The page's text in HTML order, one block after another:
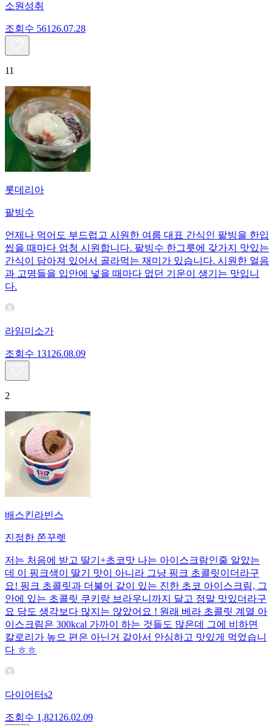
소원성취
조회수 561 26.07.28
11
롯데리아
팥빙수
언제나 먹어도 부드럽고 시원한 여름 대표 간식인 팥빙을 한입
씹을 때마다 엄청 시원합니다. 팥빙수 한그릇에 갖가지 맛있는
간식이 담아져 있어서 골라먹는 재미가 있습니다. 시원한 얼음
과 고명들을 입안에 넣을 때마다 없던 기운이 생기는 맛입니
다.
라임미소가
조회수 131 26.08.09
2
배스킨라빈스
진정한 쫀꾸렛
저는 처음에 받고 딸기+초코맛 나는 아이스크람인줄 알았는
데 이 핑크색이 딸기 맛이 아니라 그냥 핑크 초콜릿이더라구
요! 핑크 초콜릿과 더불어 같이 있는 진한 초코 아이스크림, 그
안에 있는 초콜릿 쿠키랑 브라우니까지 달고 정말 맛있더라구
요 당도 생각보다 많지는 않았어요 ! 원래 베라 초콜릿 계열 아
이스크림은 300kcal 가까이 하는 것들도 많은데 그에 비하면
칼로리가 높으 편은 아닌거 같아서 안심하고 맛있게 먹었습니
다 ㅎㅎ
다이어터s2
조회수 1,821 26.02.09